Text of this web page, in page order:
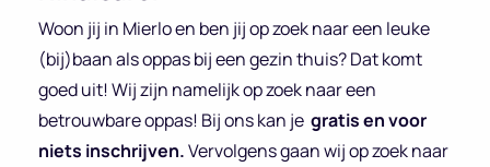
Woon jij in Mierlo en ben jij op zoek naar een leuke
(bij)baan als oppas bij een gezin thuis? Dat komt
goed uit! Wij zijn namelijk op zoek naar een
betrouwbare oppas! Bij ons kan je gratis en voor
niets inschrijven.Vervolgens gaan wij op zoek naar